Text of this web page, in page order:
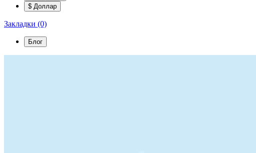
$ Доллар
Закладки (0)
Блог